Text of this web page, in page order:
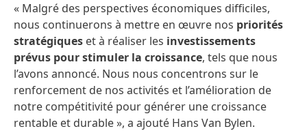
« Malgré des perspectives économiques difficiles,
nous continuerons à mettre en œuvre nos priorités
stratégiques et à réaliser les investissements
prévus pour stimuler la croissance, tels que nous
l’avons annoncé. Nous nous concentrons sur le
renforcement de nos activités et l’amélioration de
notre compétitivité pour générer une croissance
rentable et durable », a ajouté Hans Van Bylen.